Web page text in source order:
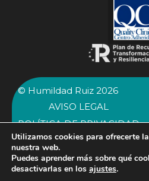
© Humildad Ruiz 2026
AVISO LEGAL
POLÍTICA DE PRIVACIDAD
POLÍTICA DE COOKIES
Utilizamos cookies para ofrecerte
nuestra web.
Puedes aprender más sobre qué
desactivarlas en los ajustes.